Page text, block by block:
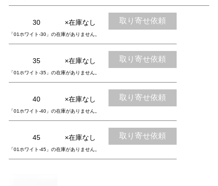
30 ×在庫なし 取り寄せ依頼
「01ホワイト-30」の在庫がありません。
35 ×在庫なし 取り寄せ依頼
「01ホワイト-35」の在庫がありません。
40 ×在庫なし 取り寄せ依頼
「01ホワイト-40」の在庫がありません。
45 ×在庫なし 取り寄せ依頼
「01ホワイト-45」の在庫がありません。